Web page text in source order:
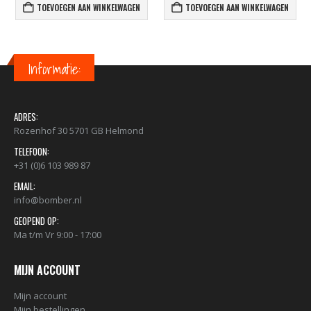
TOEVOEGEN AAN WINKELWAGEN TOEVOEGEN AAN WINKELWAGEN
Informatie:
ADRES:
Rozenhof 30 5701 GB Helmond
TELEFOON:
+31 (0)6 103 989 87
EMAIL:
info@bomber.nl
GEOPEND OP:
Ma t/m Vr 9:00 - 17:00
MIJN ACCOUNT
Mijn account